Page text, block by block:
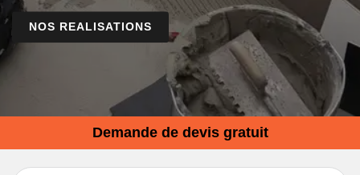
NOS REALISATIONS
Demande de devis gratuit